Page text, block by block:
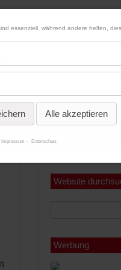
Website
Werbung
essenziell, während andere helfen,
Alle akzeptieren
Impressum Datenschutz